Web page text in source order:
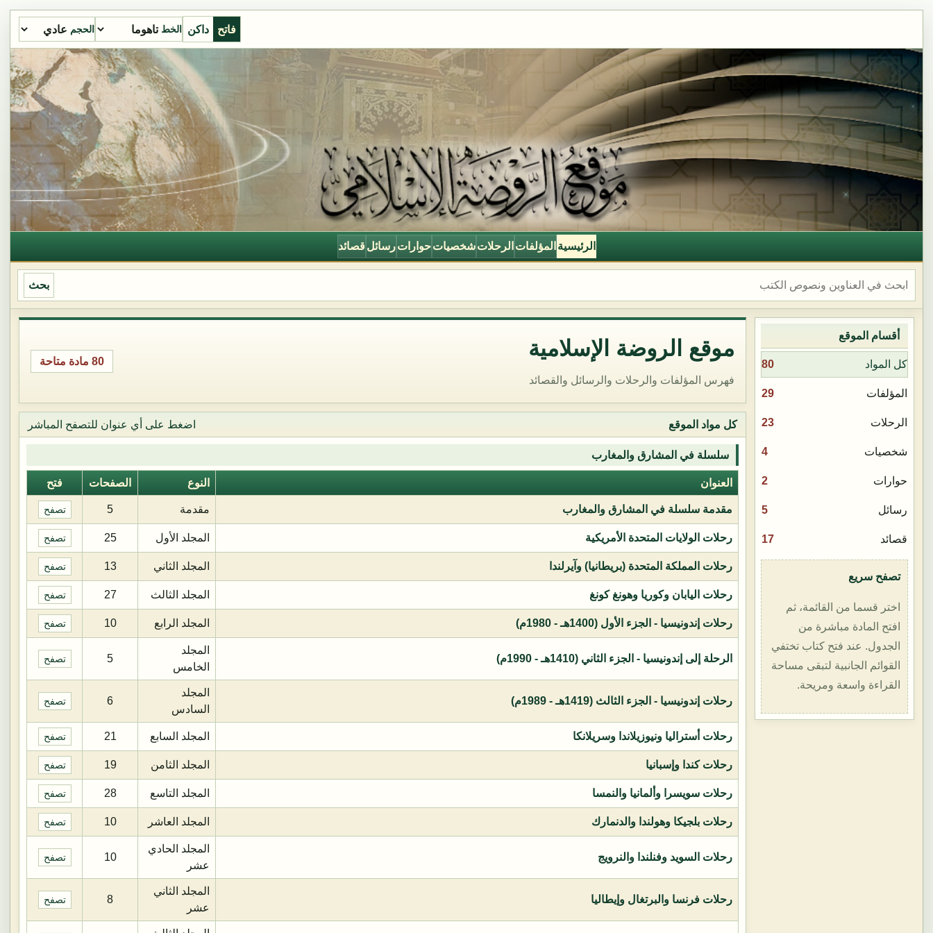
فاتح داكن الخط الحجم
الرئيسية المؤلفات الرحلات شخصيات حوارات رسائل قصائد
بحث
أقسام الموقع
كل المواد 80
المؤلفات 29
الرحلات 23
شخصيات 4
حوارات 2
رسائل 5
قصائد 17
تصفح سريع
اختر قسما من القائمة، ثم
افتح المادة مباشرة من
الجدول. عند فتح كتاب تختفي
القوائم الجانبية لتبقى مساحة
القراءة واسعة ومريحة.
موقع الروضة الإسلامية
فهرس المؤلفات والرحلات والرسائل والقصائد
80 مادة متاحة
كل مواد الموقع اضغط على أي عنوان للتصفح المباشر
سلسلة في المشارق والمغارب
العنوان النوع الصفحات فتح
مقدمة سلسلة في المشارق والمغارب مقدمة 5 تصفح
رحلات الولايات المتحدة الأمريكية المجلد الأول 25 تصفح
رحلات المملكة المتحدة (بريطانيا) وآيرلندا المجلد الثاني 13 تصفح
رحلات اليابان وكوريا وهونغ كونغ المجلد الثالث 27 تصفح
رحلات إندونيسيا - الجزء الأول (1400هـ - 1980م) المجلد الرابع 10 تصفح
الرحلة إلى إندونيسيا - الجزء الثاني (1410هـ - 1990م)
المجلد
الخامس
5 تصفح
رحلات إندونيسيا - الجزء الثالث (1419هـ - 1989م)
المجلد
السادس
6 تصفح
رحلات أستراليا ونيوزيلاندا وسريلانكا المجلد السابع 21 تصفح
رحلات كندا وإسبانيا المجلد الثامن 19 تصفح
رحلات سويسرا وألمانيا والنمسا المجلد التاسع 28 تصفح
رحلات بلجيكا وهولندا والدنمارك المجلد العاشر 10 تصفح
رحلات السويد وفنلندا والنرويج
المجلد الحادي
عشر
10 تصفح
رحلات فرنسا والبرتغال وإيطاليا
المجلد الثاني
عشر
8 تصفح